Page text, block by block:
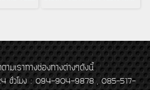
มเราทางช่องทางต่างๆดังนี้
ชั่วโมง : 094-904-9878 , 085-517-